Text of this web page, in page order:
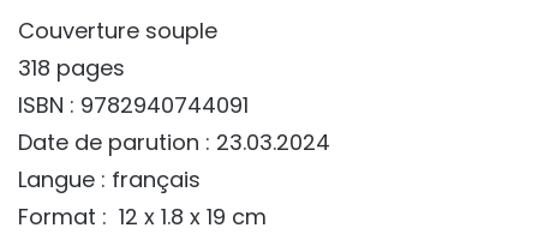
Couverture souple
318 pages
ISBN : 9782940744091
Date de parution : 23.03.2024
Langue : français
Format : ‎ 12 x 1.8 x 19 cm